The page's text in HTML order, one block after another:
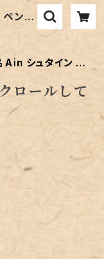
ンネ
Ain シュタイン 0.
ロールして